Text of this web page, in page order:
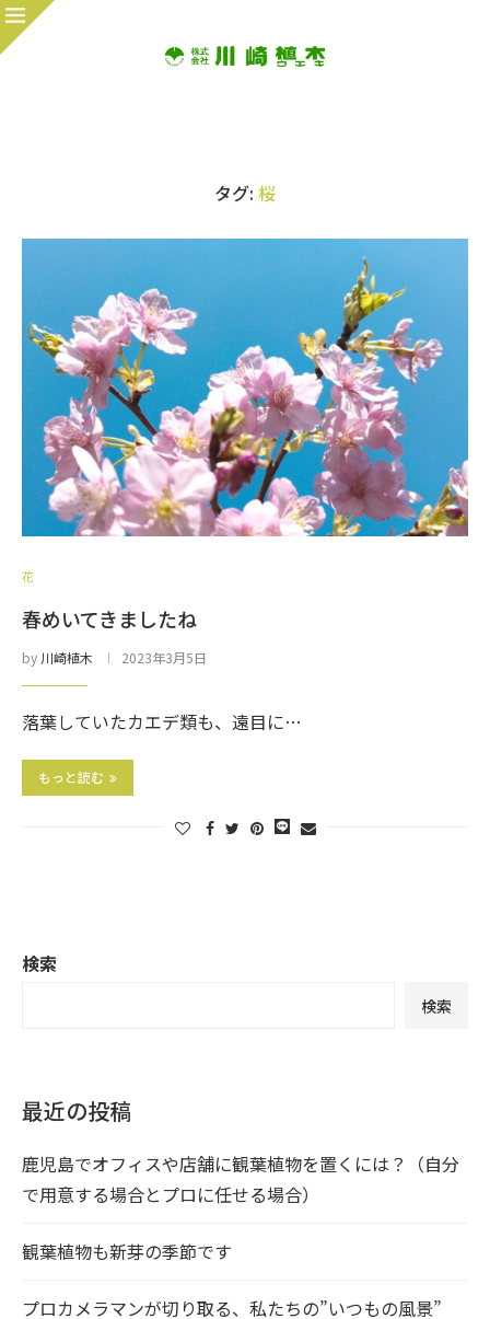
タグ: 桜
花
春めいてきましたね
by 川崎植木 2023年3月5日
落葉していたカエデ類も、遠目に…
もっと読む
検索
検索
最近の投稿
鹿児島でオフィスや店舗に観葉植物を置くには？（自分
で用意する場合とプロに任せる場合）
観葉植物も新芽の季節です
プロカメラマンが切り取る、私たちの”いつもの風景”